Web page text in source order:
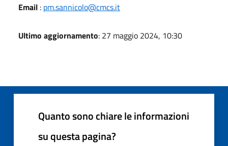
Email : pm.sannicolo@cmcs.it
Ultimo aggiornamento: 27 maggio 2024, 10:30
Quanto sono chiare le informazioni
su questa pagina?